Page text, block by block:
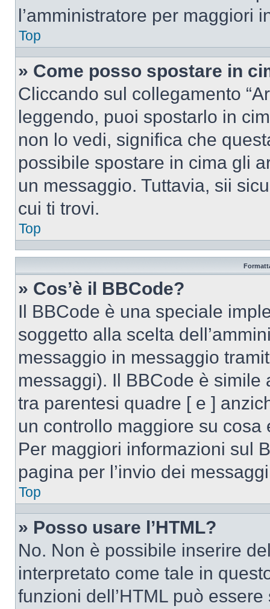
l’amministratore per maggiori
Top
» Come posso spostare in
Cliccando sul collegamento
leggendo, puoi spostarlo in
non lo vedi, significa che
possibile spostare in cima gli
un messaggio. Tuttavia, sii
cui ti trovi.
Top
» Cos’è il BBCode?
Il BBCode è una speciale
soggetto alla scelta
messaggio in messaggio
messaggi). Il BBCode è simile
tra parentesi quadre [ e ]
un controllo maggiore su
Per maggiori informazioni sul
pagina per l’invio dei
Top
» Posso usare l’HTML?
No. Non è possibile inserire
interpretato come tale in
funzioni dell’HTML può